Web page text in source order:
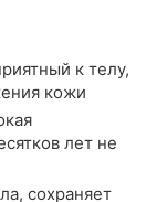
к телу,
кожи
лет не
сохраняет